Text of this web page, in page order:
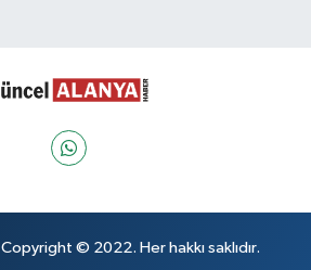
Copyright © 2022. Her hakkı saklıdır.